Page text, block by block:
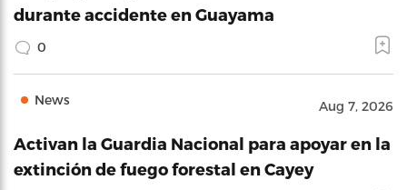
durante accidente en Guayama
0
News Aug 7, 2026
Activan la Guardia Nacional para apoyar en la
extinción de fuego forestal en Cayey